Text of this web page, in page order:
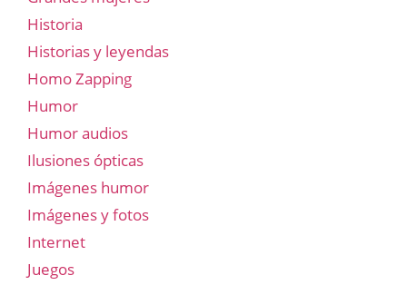
Historia
Historias y leyendas
Homo Zapping
Humor
Humor audios
Ilusiones ópticas
Imágenes humor
Imágenes y fotos
Internet
Juegos